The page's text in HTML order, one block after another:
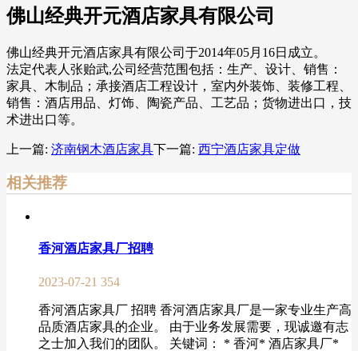
佛山经典开元酒店家具有限公司
佛山经典开元酒店家具有限公司于2014年05月16日成立。
法定代表人张贻武,公司经营范围包括：生产、设计、销售：
家具、木制品；承接酒店工程设计，室内外装饰、装修工程、
销售：酒店用品、灯饰、陶瓷产品、工艺品；货物进出口，技
术进出口等。
上一篇: 济南钢木酒店家具下一篇: 西宁酒店家具定做
相关推荐
香河酒店家具厂招聘
2023-07-21 354
香河酒店家具厂 招聘 香河酒店家具厂是一家专业生产高
品质酒店家具的企业。 由于业务发展需要，现诚邀有志
之士加入我们的团队。 关键词： * 香河* 酒店家具厂*